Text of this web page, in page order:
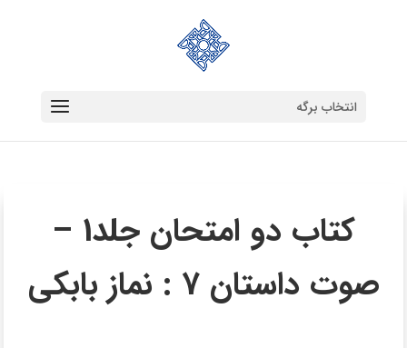
انتخاب برگه
کتاب دو امتحان جلد1 –
صوت داستان 7 : نماز بابکی